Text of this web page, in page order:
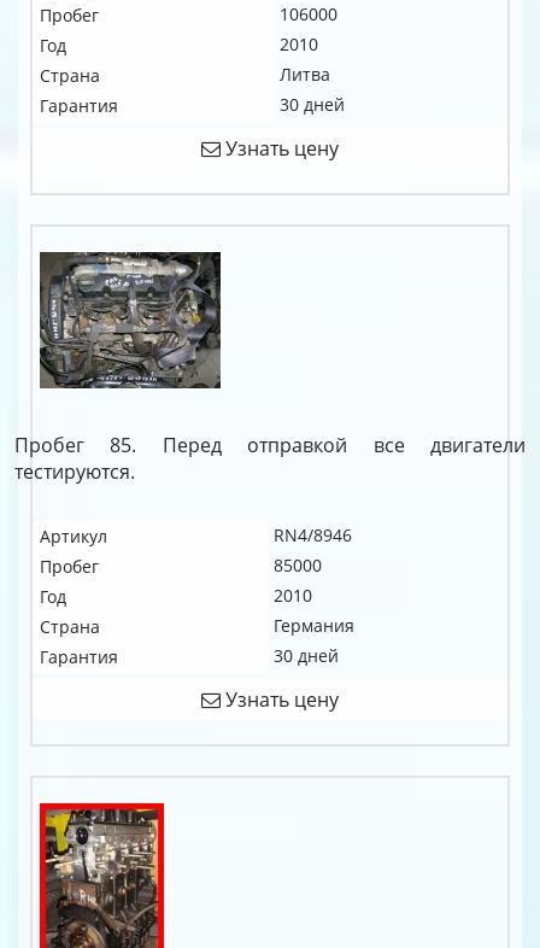
Пробег
106000
Год
2010
Страна
Литва
Гарантия
30 дней
Узнать цену
Пробег 85. Перед отправкой все двигатели
тестируются.
Артикул
RN4/8946
Пробег
85000
Год
2010
Страна
Германия
Гарантия
30 дней
Узнать цену